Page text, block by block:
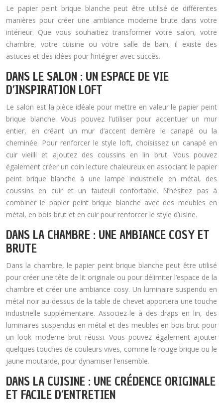
Le papier peint brique blanche peut être utilisé de différentes
manières pour créer une ambiance moderne brute dans votre
intérieur. Que vous souhaitiez transformer votre salon, votre
chambre, votre cuisine ou votre salle de bain, il existe des
astuces et des idées pour l’intégrer avec succès.
DANS LE SALON : UN ESPACE DE VIE
D’INSPIRATION LOFT
Le salon est la pièce idéale pour mettre en valeur le papier peint
brique blanche. Vous pouvez l’utiliser pour accentuer un mur
entier, en créant un mur d’accent derrière le canapé ou la
cheminée. Pour renforcer le style loft, choisissez un canapé en
cuir vieilli et ajoutez des coussins en lin brut. Vous pouvez
également créer un coin lecture chaleureux en associant le papier
peint brique blanche à une lampe industrielle en métal, des
coussins en cuir et un fauteuil confortable. N’hésitez pas à
combiner le papier peint brique blanche avec des meubles en
métal, en bois brut et en cuir pour renforcer le style d’usine.
DANS LA CHAMBRE : UNE AMBIANCE COSY ET
BRUTE
Dans la chambre, le papier peint brique blanche peut être utilisé
pour créer une tête de lit originale ou pour délimiter l’espace de la
chambre et créer une ambiance cosy. Un luminaire suspendu en
métal noir au-dessus de la table de chevet apportera une touche
industrielle supplémentaire. Associez-le à des draps en lin, des
luminaires suspendus en métal et des meubles en bois brut pour
un look moderne brut réussi. Vous pouvez également ajouter
quelques touches de couleurs vives, comme le rouge brique ou le
jaune moutarde, pour dynamiser l’ensemble.
DANS LA CUISINE : UNE CRÉDENCE ORIGINALE
ET FACILE D’ENTRETIEN